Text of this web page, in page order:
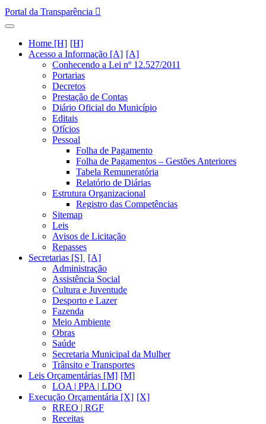
Portal da Transparência
Home [H]
Acesso a Informação [A]
Conhecendo a Lei nº 12.527/2011
Portarias
Decretos
Prestação de Contas
Diário Oficial do Município
Editais
Ofícios
Pessoal
Folha de Pagamento
Folha de Pagamentos – Gestões Anteriores
Tabela Remuneratória
Relatório de Diárias
Estrutura Organizacional
Registro das Competências
Sitemap
Leis
Avisos de Licitação
Repasses
Secretarias [S]
Administração
Assistência Social
Cultura e Juventude
Desporto e Lazer
Fazenda
Meio Ambiente
Obras
Saúde
Secretaria Municipal da Mulher
Trânsito e Transportes
Leis Orçamentárias [M]
LOA | PPA | LDO
Execução Orçamentária [X]
RREO | RGF
Receitas